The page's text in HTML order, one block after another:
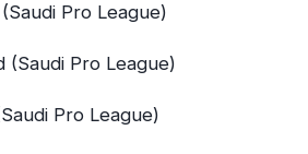
Pro League)
(Saudi Pro League)
Pro League)